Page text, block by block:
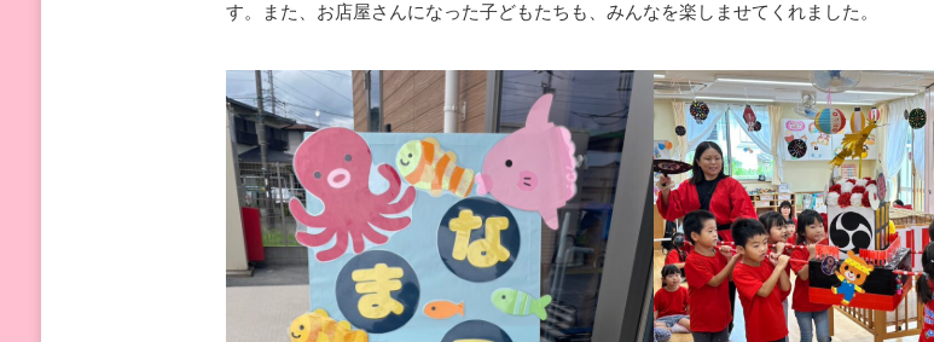
す。また、お店屋さんになった子どもたちも、みんなを楽しませてくれました。